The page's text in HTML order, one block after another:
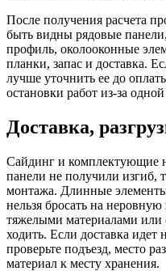
После получения расчета
быть видны рядовые
профиль, околооконные
планки, запас и доставка.
лучше уточнить ее до
остановки работ из-за
Доставка,
Сайдинг и комплектующие
панели не получили
монтажа. Длинные
нельзя бросать на
тяжелыми материалами или
ходить. Если доставка идет
проверьте подъезд, место
материал к месту хранения.